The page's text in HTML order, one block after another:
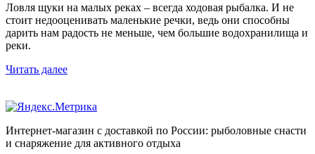
Ловля щуки на малых реках – всегда ходовая рыбалка. И не
стоит недооценивать маленькие речки, ведь они способны
дарить нам радость не меньше, чем большие водохранилища и
реки.
Читать далее
Интернет-магазин с доставкой по России: рыболовные снасти
и снаряжение для активного отдыха